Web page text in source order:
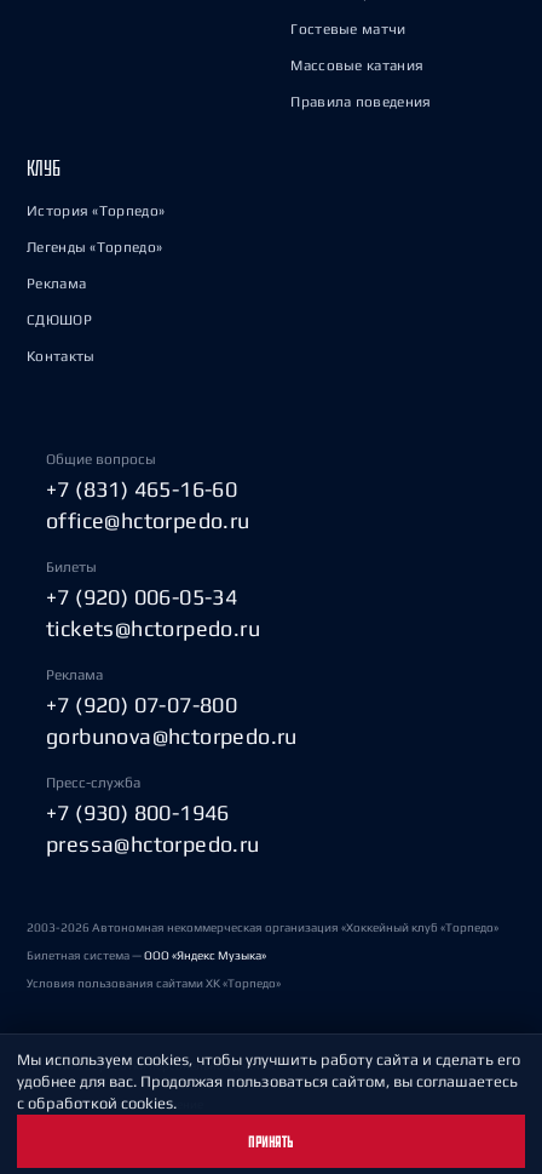
Гостевые матчи
Массовые катания
Правила поведения
КЛУБ
История «Торпедо»
Легенды «Торпедо»
Реклама
СДЮШОР
Контакты
Общие вопросы
+7 (831) 465-16-60
office@hctorpedo.ru
Билеты
+7 (920) 006-05-34
tickets@hctorpedo.ru
Реклама
+7 (920) 07-07-800
gorbunova@hctorpedo.ru
Пресс-служба
+7 (930) 800-1946
pressa@hctorpedo.ru
2003-2026 Автономная некоммерческая организация «Хоккейный клуб «Торпедо»
Билетная система —ООО «Яндекс Музыка»
Условия пользования сайтами ХК «Торпедо»
Политика обработки персональных данных
Пользовательское соглашение
Мы используем cookies, чтобы улучшить работу сайта и сделать его
удобнее для вас. Продолжая пользоваться сайтом, вы соглашаетесь
с обработкой cookies.
ПРИНЯТЬ